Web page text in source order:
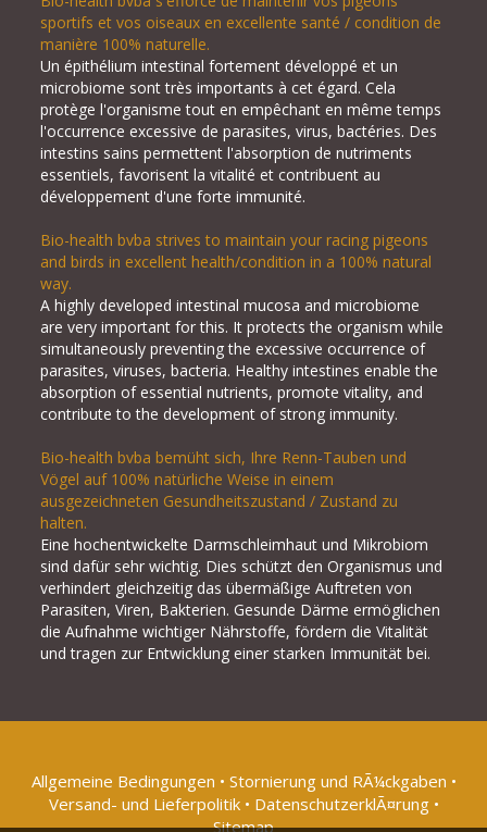
sportifs et vos oiseaux en excellente santé / condition de
manière 100% naturelle.
Un épithélium intestinal fortement développé et un
microbiome sont très importants à cet égard. Cela
protège l'organisme tout en empêchant en même temps
l'occurrence excessive de parasites, virus, bactéries. Des
intestins sains permettent l'absorption de nutriments
essentiels, favorisent la vitalité et contribuent au
développement d'une forte immunité.
Bio-health bvba strives to maintain your racing pigeons
and birds in excellent health/condition in a 100% natural
way.
A highly developed intestinal mucosa and microbiome
are very important for this. It protects the organism while
simultaneously preventing the excessive occurrence of
parasites, viruses, bacteria. Healthy intestines enable the
absorption of essential nutrients, promote vitality, and
contribute to the development of strong immunity.
Bio-health bvba bemüht sich, Ihre Renn-Tauben und
Vögel auf 100% natürliche Weise in einem
ausgezeichneten Gesundheitszustand / Zustand zu
halten.
Eine hochentwickelte Darmschleimhaut und Mikrobiom
sind dafür sehr wichtig. Dies schützt den Organismus und
verhindert gleichzeitig das übermäßige Auftreten von
Parasiten, Viren, Bakterien. Gesunde Därme ermöglichen
die Aufnahme wichtiger Nährstoffe, fördern die Vitalität
und tragen zur Entwicklung einer starken Immunität bei.
Allgemeine Bedingungen • Stornierung und RÃ¼ckgaben •
Versand- und Lieferpolitik• DatenschutzerklÃ¤rung•
Sitemap